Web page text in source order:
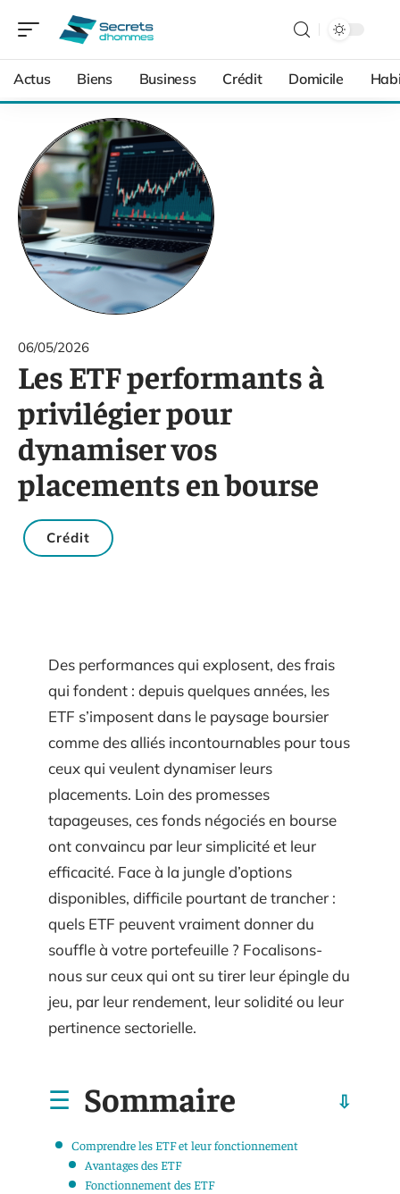
Actus Biens Business Crédit Domicile
06/05/2026
Les ETF performants à
privilégier pour
dynamiser vos
placements en bourse
Crédit
Des performances qui explosent, des frais
qui fondent : depuis quelques années, les
ETF s’imposent dans le paysage boursier
comme des alliés incontournables pour tous
ceux qui veulent dynamiser leurs
placements. Loin des promesses
tapageuses, ces fonds négociés en bourse
ont convaincu par leur simplicité et leur
efficacité. Face à la jungle d’options
disponibles, difficile pourtant de trancher :
quels ETF peuvent vraiment donner du
souffle à votre portefeuille ? Focalisons-
nous sur ceux qui ont su tirer leur épingle du
jeu, par leur rendement, leur solidité ou leur
pertinence sectorielle.
Sommaire
Comprendre les ETF et leur fonctionnement
Avantages des ETF
Fonctionnement des ETF